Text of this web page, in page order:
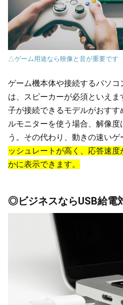
△ゲーム用途なら映像と音が重要です
ゲーム機本体や接続するパソ
は、スピーカーが必須といえ
子が接続できるモデルがおすす
ルモニターを使う場合、解像度
う。その代わり、動きの速いゲ
ッシュレートが高く、応答速
かに表示できます。
◎ビジネスならUSB給電